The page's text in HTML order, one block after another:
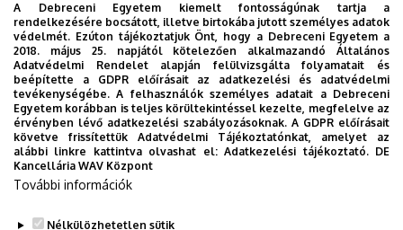
2026. augusztus 7.
Univerzum: A Debreceni Egyetem
titkos receptjei
KUTATÁS TUDOMÁNY
A Debreceni Egyetem kiemelt fontosságúnak tartja a
rendelkezésére bocsátott, illetve birtokába jutott személyes adatok
védelmét. Ezúton tájékoztatjuk Önt, hogy a Debreceni Egyetem a
2018. május 25. napjától kötelezően alkalmazandó Általános
Adatvédelmi Rendelet alapján felülvizsgálta folyamatait és
beépítette a GDPR előírásait az adatkezelési és adatvédelmi
tevékenységébe. A felhasználók személyes adatait a Debreceni
Egyetem korábban is teljes körültekintéssel kezelte, megfelelve az
érvényben lévő adatkezelési szabályozásoknak. A GDPR előírásait
követve frissítettük Adatvédelmi Tájékoztatónkat, amelyet az
alábbi linkre kattintva olvashat el:Adatkezelési tájékoztató. DE
Kancellária WAV Központ
További információk
Nélkülözhetetlen sütik